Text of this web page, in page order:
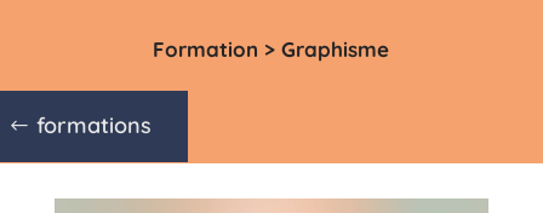
Formation > Graphisme
formations